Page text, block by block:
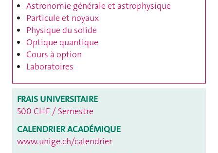
Astronomie générale et astrophysique
Particule et noyaux
Physique du solide
Optique quantique
Cours à option
Laboratoires
FRAIS UNIVERSITAIRE
500 CHF / Semestre
CALENDRIER ACADÉMIQUE
www.unige.ch/calendrier